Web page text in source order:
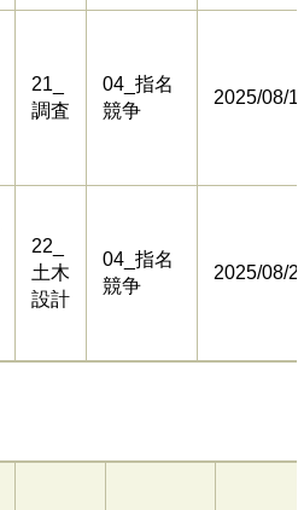
21_
調査
04_指名
競争
2025/08/
22_
土木
設計
04_指名
競争
2025/08/